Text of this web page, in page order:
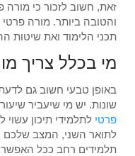
זאת, חשוב לזכור כי
והטובה ביותר. מורה
תכני הלימוד ואת שיטות
מי בכלל צריך
באופן טבעי חשוב גם
שונות. יש מי שיעביר
פרטי לתלמידי תיכון
לתואר השני, המצב שלכם
תלמידים רחב ככל